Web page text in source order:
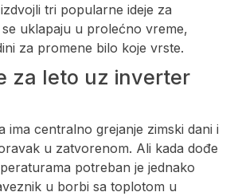
tri popularne ideje za
uklapaju u prolećno vreme,
za promene bilo koje vrste.
za leto uz inverter
ima centralno grejanje zimski dani i
u zatvorenom. Ali kada dođe
potreban je jednako
u borbi sa toplotom u